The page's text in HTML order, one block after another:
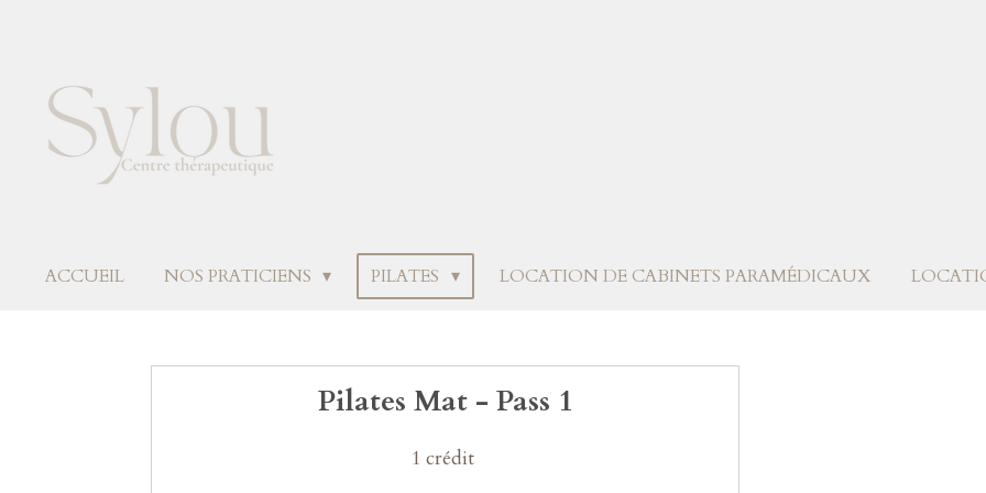
contenu
principal
ACCUEIL NOS PRATICIENS PILATES LOCATION DE CABINETS PARAMÉDICAUX
Pilates Mat - Pass 1
1 crédit